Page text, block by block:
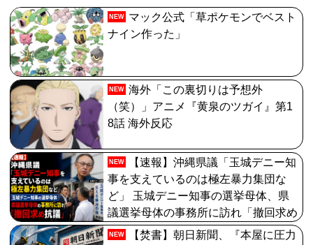
NEW
マック公式「草ポケモンでベスト
ナイン作った」
NEW 海外「この裏切りは予想外
（笑）」アニメ『黄泉のツガイ』第1
8話 海外反応
NEW
【速報】沖縄県議「玉城デニー知
事を支えているのは極左暴力集団な
ど」 玉城デニー知事の選挙母体、県
議選挙母体の事務所に訪れ「撤回求め
抗議」
NEW
【焚書】朝日新聞、『本屋に圧力